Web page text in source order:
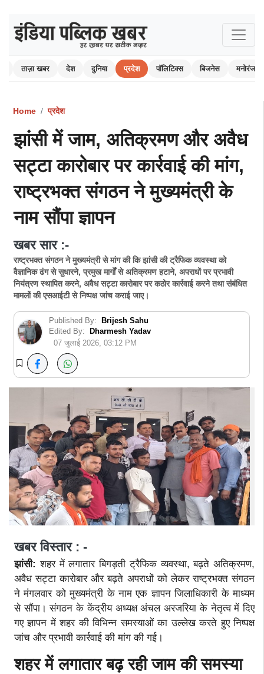
ताज़ा खबर देश दुनिया प्रदेश पॉलिटिक्स बिजनेस मनोरंजन
Home प्रदेश
झांसी में जाम, अतिक्रमण और अवैध
सट्टा कारोबार पर कार्रवाई की मांग,
राष्ट्रभक्त संगठन ने मुख्यमंत्री के
नाम सौंपा ज्ञापन
खबर सार :-
राष्ट्रभक्त संगठन ने मुख्यमंत्री से मांग की कि झांसी की ट्रैफिक व्यवस्था को
वैज्ञानिक ढंग से सुधारने, प्रमुख मार्गों से अतिक्रमण हटाने, अपराधों पर प्रभावी
नियंत्रण स्थापित करने, अवैध सट्टा कारोबार पर कठोर कार्रवाई करने तथा संबंधित
मामलों की एसआईटी से निष्पक्ष जांच कराई जाए।
Published By:
Brijesh Sahu
Edited By:
Dharmesh Yadav
07 जुलाई 2026, 03:12 PM
खबर विस्तार : -
झांसी:शहर में लगातार बिगड़ती ट्रैफिक व्यवस्था, बढ़ते अतिक्रमण,
अवैध सट्टा कारोबार और बढ़ते अपराधों को लेकर राष्ट्रभक्त संगठन
ने मंगलवार को मुख्यमंत्री के नाम एक ज्ञापन जिलाधिकारी के माध्यम
से सौंपा। संगठन के केंद्रीय अध्यक्ष अंचल अरजरिया के नेतृत्व में दिए
गए ज्ञापन में शहर की विभिन्न समस्याओं का उल्लेख करते हुए निष्पक्ष
जांच और प्रभावी कार्रवाई की मांग की गई।
शहर में लगातार बढ़ रही जाम की समस्या